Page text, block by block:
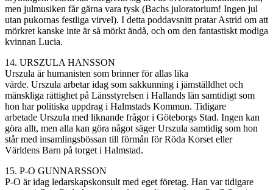
men julmusiken får gärna vara tysk (Bachs juloratorium! Ingen jul
utan pukornas festliga virvel). I detta poddavsnitt pratar Astrid om att
mörkret kanske inte är så mörkt ändå, och om den fantastiskt modiga
kvinnan Lucia.
14. URSZULA HANSSON
Urszula är humanisten som brinner för allas lika
värde. Urszula arbetar idag som sakkunning i jämställdhet och
mänskliga rättighet på Länsstyrelsen i Hallands län samtidigt som
hon har politiska uppdrag i Halmstads Kommun. Tidigare
arbetade Urszula med liknande frågor i Göteborgs Stad. Ingen kan
göra allt, men alla kan göra något sägerUrszula samtidig som hon
står med insamlingsbössan till förmån för Röda Korset eller
Världens Barn på torget i Halmstad.
15. P-O GUNNARSSON
P-O är idag ledarskapskonsult med eget företag. Han var tidigare